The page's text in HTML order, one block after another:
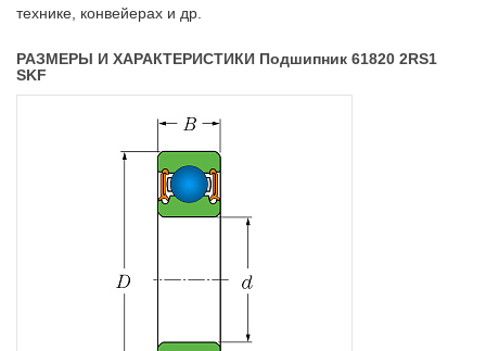
технике, конвейерах и др.
РАЗМЕРЫ И ХАРАКТЕРИСТИКИ Подшипник 61820 2RS1
SKF